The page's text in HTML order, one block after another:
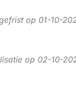
op 01-10-
op 02-10-